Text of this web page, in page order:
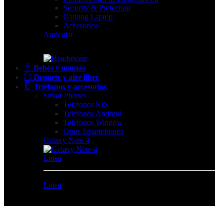
Security & Protection
Gaming Laptop
Accesorios
Auricular
Bebés y mamás
Deporte y aire libre
Teléfonos y accesorios
Smart Phones
Telefonos iOS
Teléfonos Android
Teléfonos Window
Otros Smartphones
Galaxy Note 4
Linea
Linea